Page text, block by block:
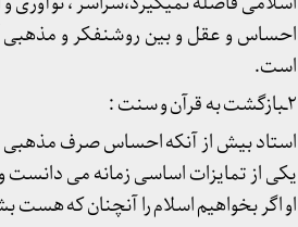
احساس و عقل و بین روشنفکر و مذهبی
است.
۲ـبازگشت به قرآن و سنت :
استاد بیش از آنکه احساس صرف مذهبی
یکی از تمایزات اساسی زمانه می
او اگر بخواهیم اسلام را آنچنان که